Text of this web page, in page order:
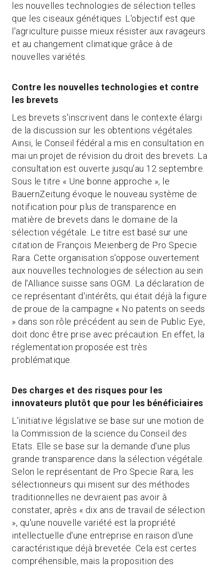
les nouvelles technologies de sélection telles
que les ciseaux génétiques. L'objectif est que
l'agriculture puisse mieux résister aux ravageurs
et au changement climatique grâce à de
nouvelles variétés.
Contre les nouvelles technologies et contre
les brevets
Les brevets s'inscrivent dans le contexte élargi
de la discussion sur les obtentions végétales.
Ainsi, le Conseil fédéral a mis en consultation en
mai un projet de révision du droit des brevets. La
consultation est ouverte jusqu'au 12 septembre.
Sous le titre « Une bonne approche », le
BauernZeitung évoque le nouveau système de
notification pour plus de transparence en
matière de brevets dans le domaine de la
sélection végétale. Le titre est basé sur une
citation de François Meienberg de Pro Specie
Rara. Cette organisation s'oppose ouvertement
aux nouvelles technologies de sélection au sein
de l'Alliance suisse sans OGM. La déclaration de
ce représentant d'intérêts, qui était déjà la figure
de proue de la campagne « No patents on seeds
» dans son rôle précédent au sein de Public Eye,
doit donc être prise avec précaution. En effet, la
réglementation proposée est très
problématique.
Des charges et des risques pour les
innovateurs plutôt que pour les bénéficiaires
L'initiative législative se base sur une motion de
la Commission de la science du Conseil des
Etats. Elle se base sur la demande d'une plus
grande transparence dans la sélection végétale.
Selon le représentant de Pro Specie Rara, les
sélectionneurs qui misent sur des méthodes
traditionnelles ne devraient pas avoir à
constater, après « dix ans de travail de sélection
», qu'une nouvelle variété est la propriété
intellectuelle d'une entreprise en raison d'une
caractéristique déjà brevetée. Cela est certes
compréhensible, mais la proposition des